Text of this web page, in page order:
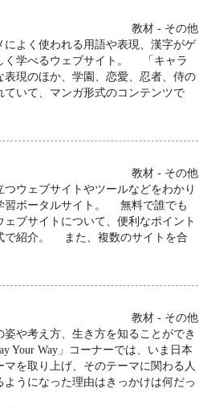
教材 - その他
よく使われる用語や表現、漢字がゲ
く学べるウェブサイト。 「キャラ
表現のほか、学園、恋愛、忍者、侍の
ていて、マンガ形式のコンテンツで
教材 - その他
ウェブサイトやツールなどをわかり
習ポータルサイト。 無料で誰でも
ブサイトについて、便利なポイント
で紹介。 また、複数のサイトを合
教材 - その他
や考え方、生き方を知ることができ
Your Way」コーナーでは、いま日本
マを取り上げ、そのテーマに関わる人
ようになった理由はきっかけは何だっ